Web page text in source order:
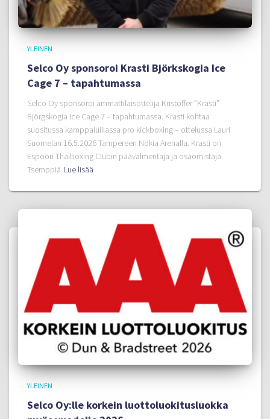
YLEINEN
Selco Oy sponsoroi Krasti Björkskogia Ice
Cage 7 – tapahtumassa
Selco Oy sponsoroi ammattilaisottelija Kristoffer ”Krasti”
Björgskogia Ice Cage 7 – tapahtumassa. Krasti kohtaa
suositussa kamppaluillassa pro kickboxing – ottelussa Lauri
Suomelan 16.5.2026 Tampereen Nokia Arenalla. Krasti on
Espoon Thaiboxing Clubin päävalmentaja ja osaomistaja.
Tsemppiä Lue lisää
YLEINEN
Selco Oy:lle korkein luottoluokitusluokka